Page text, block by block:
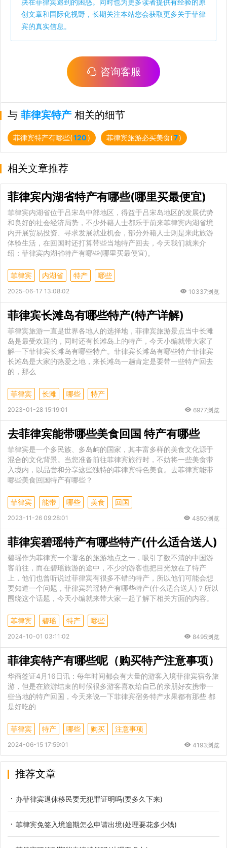
决在菲律宾遇到的困惑。同时也为更多读者提供有经验的原
创文章和国际化视野，长期关注本站您会获取更多关于菲律
宾的真实信息。
咨询客服
与 菲律宾特产 相关的细节
菲律宾特产有哪些(120) 菲律宾旅游必买美食(7)
相关文章推荐
菲律宾内湖省特产有哪些(哪里买最便宜)
菲律宾内湖省位于吕宋岛中部地区，得益于吕宋岛地区的发展优势
和良好的社会经济局势，不少外籍人士都乐于前来菲律宾内湖省境
内开展贸易投资、寻求发展就业机会，部分外籍人士则是来此旅游
体验生活，在回国时还打算带些当地特产回去，今天我们就来介
绍：菲律宾内湖省特产有哪些(哪里买最便宜)。
菲律宾 内湖省 特产 哪些
2025-06-17 13:08:02 10337浏览
菲律宾长滩岛有哪些特产(特产详解)
菲律宾旅游一直是世界各地人的选择地，菲律宾旅游景点当中长滩
岛是最受欢迎的，同时还有长滩岛上的特产，今天小编就带大家了
解一下菲律宾长滩岛有哪些特产。菲律宾长滩岛有哪些特产菲律宾
长滩岛是大家的热爱之地，来长滩岛一趟肯定是要带一些特产回去
的，那么
菲律宾 长滩 哪些 特产
2023-01-28 15:19:01 6977浏览
去菲律宾能带哪些美食回国 特产有哪些
菲律宾是一个多民族、多岛屿的国家，其丰富多样的美食文化源于
混合的文化背景。当您准备前往菲律宾旅行时，不妨将一些美食带
入境内，以品尝和分享这些独特的菲律宾特色美食。去菲律宾能带
哪些美食回国特产有哪些？
菲律宾 能带 哪些 美食 回国
2023-11-26 09:28:01 4850浏览
菲律宾碧瑶特产有哪些特产(什么适合送人)
碧瑶作为菲律宾一个著名的旅游地点之一，吸引了数不清的中国游
客前往，而在碧瑶旅游的途中，不少的游客也把目光放在了特产
上，他们也曾听说过菲律宾有很多不错的特产，所以他们可能会想
要知道一个问题，菲律宾碧瑶特产有哪些特产(什么适合送人)？所以
围绕这个话题，今天小编就来带大家一起了解下相关方面的内容。
菲律宾 碧瑶 特产 哪些
2024-10-01 03:11:02 8495浏览
菲律宾特产有哪些呢（购买特产注意事项）
华商签证4月16日讯：每年时间都会有大量的游客入境菲律宾宿务旅
游，但是在旅游结束的时候很多游客喜欢给自己的亲朋好友携带一
些当地的特产回国，今天来说一下菲律宾宿务特产水果都有那些 都
是好吃的
菲律宾 特产 哪些 购买 注意事项
2024-06-15 17:59:01 4193浏览
推荐文章
办菲律宾退休移民要无犯罪证明吗(要多久下来)
菲律宾免签入境逾期怎么申请出境(处理要花多少钱)